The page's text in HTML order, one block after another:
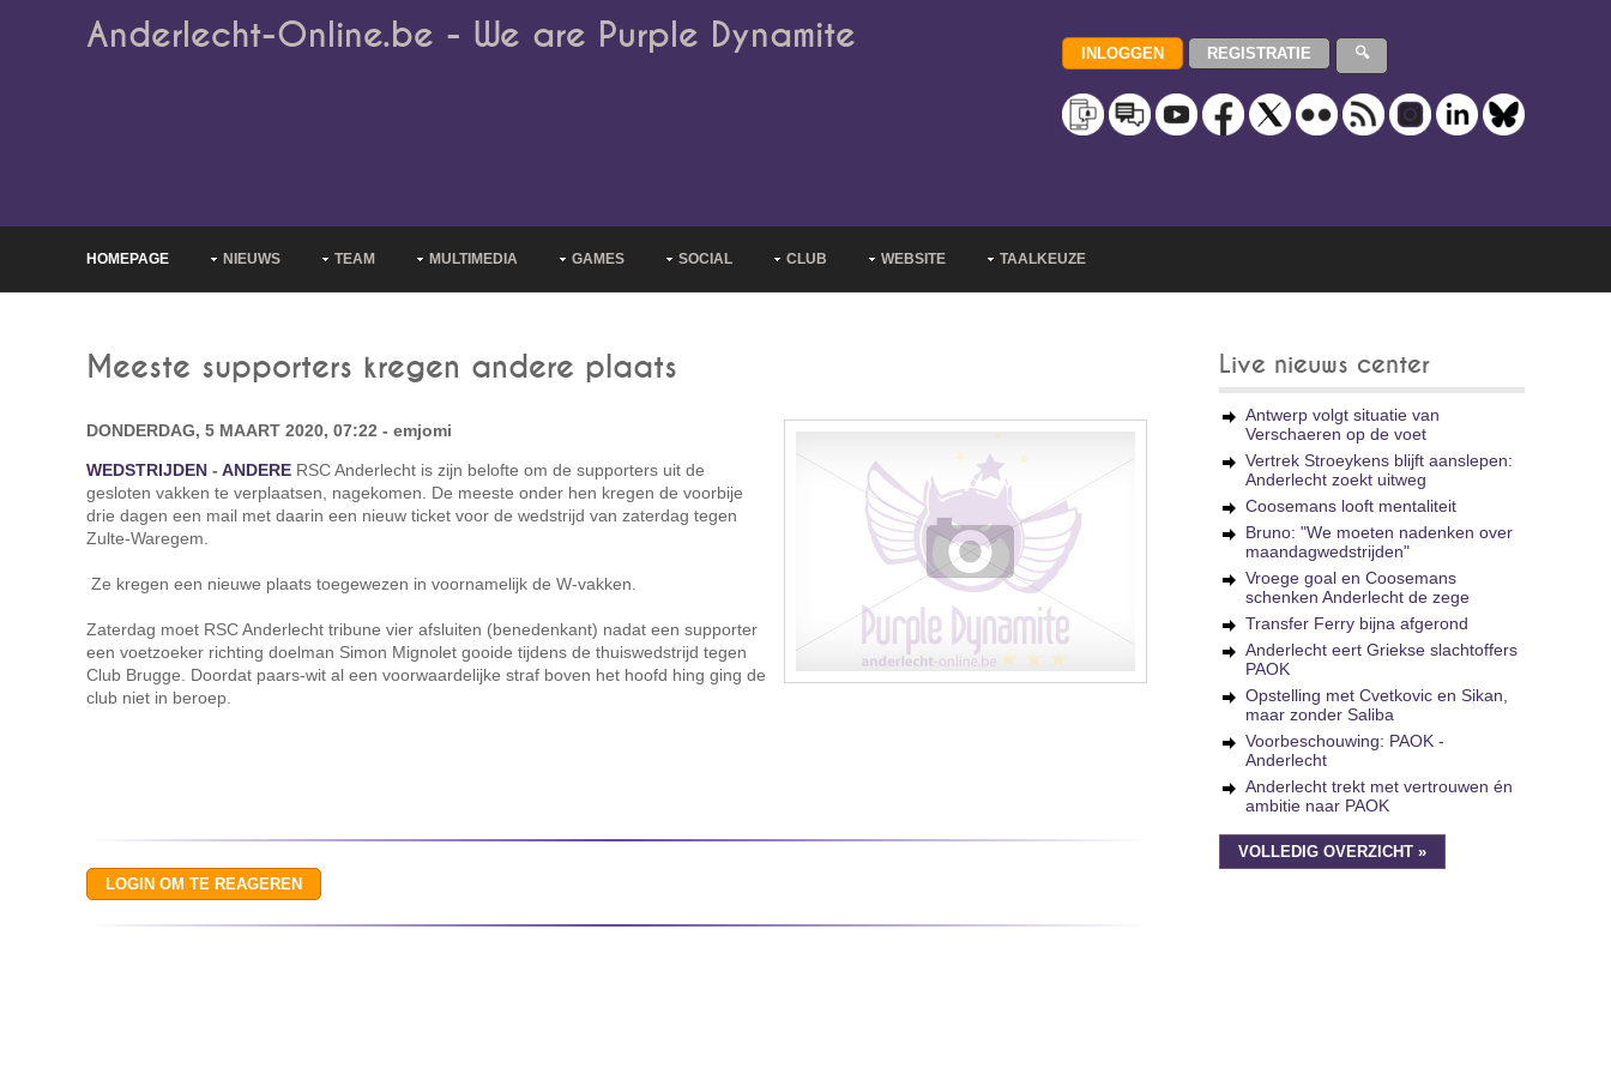
Anderlecht-Online.be - We are Purple Dynamite
HOMEPAGE NIEUWS TEAM MULTIMEDIA GAMES SOCIAL CLUB WEBSITE TAALKEUZE
Meeste supporters kregen andere plaats
DONDERDAG, 5 MAART 2020, 07:22 - emjomi
WEDSTRIJDEN - ANDERE RSC Anderlecht is zijn belofte om de supporters uit de
gesloten vakken te verplaatsen, nagekomen. De meeste onder hen kregen de voorbije
drie dagen een mail met daarin een nieuw ticket voor de wedstrijd van zaterdag tegen
Zulte-Waregem.
Ze kregen een nieuwe plaats toegewezen in voornamelijk de W-vakken.
Zaterdag moet RSC Anderlecht tribune vier afsluiten (benedenkant) nadat een supporter
een voetzoeker richting doelman Simon Mignolet gooide tijdens de thuiswedstrijd tegen
Club Brugge. Doordat paars-wit al een voorwaardelijke straf boven het hoofd hing ging de
club niet in beroep.
Live nieuws center
Antwerp volgt situatie van
Verschaeren op de voet
Vertrek Stroeykens blijft aanslepen:
Anderlecht zoekt uitweg
Coosemans looft mentaliteit
Bruno: "We moeten nadenken over
maandagwedstrijden"
Vroege goal en Coosemans
schenken Anderlecht de zege
Transfer Ferry bijna afgerond
Anderlecht eert Griekse slachtoffers
PAOK
Opstelling met Cvetkovic en Sikan,
maar zonder Saliba
Voorbeschouwing: PAOK -
Anderlecht
Anderlecht trekt met vertrouwen én
ambitie naar PAOK
VOLLEDIG OVERZICHT »